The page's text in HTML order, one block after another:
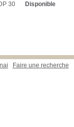
30 Disponible
Faire une recherche